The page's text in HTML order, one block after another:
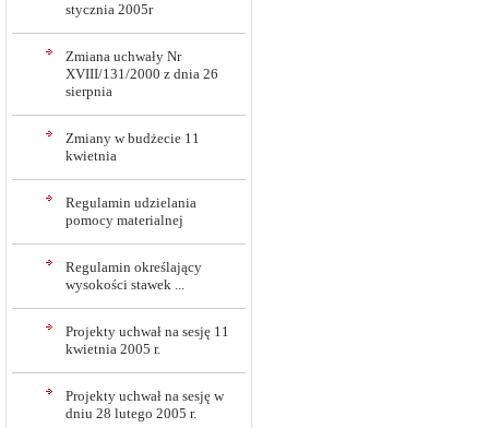
stycznia 2005r
Zmiana uchwały Nr
XVIII/131/2000 z dnia 26
sierpnia
Zmiany w budżecie 11
kwietnia
Regulamin udzielania
pomocy materialnej
Regulamin określający
wysokości stawek ...
Projekty uchwał na sesję 11
kwietnia 2005 r.
Projekty uchwał na sesję w
dniu 28 lutego 2005 r.